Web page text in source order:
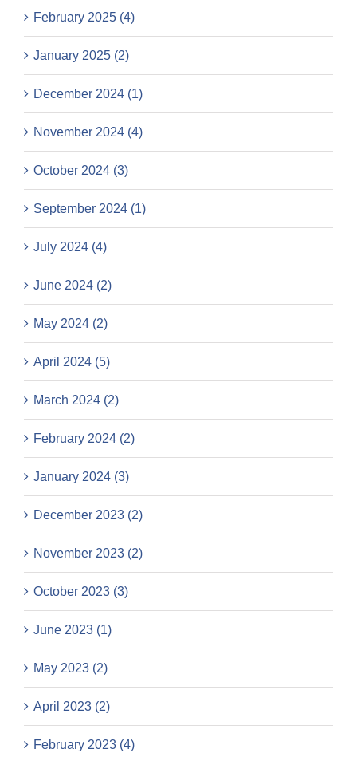
February 2025 (4)
January 2025 (2)
December 2024 (1)
November 2024 (4)
October 2024 (3)
September 2024 (1)
July 2024 (4)
June 2024 (2)
May 2024 (2)
April 2024 (5)
March 2024 (2)
February 2024 (2)
January 2024 (3)
December 2023 (2)
November 2023 (2)
October 2023 (3)
June 2023 (1)
May 2023 (2)
April 2023 (2)
February 2023 (4)